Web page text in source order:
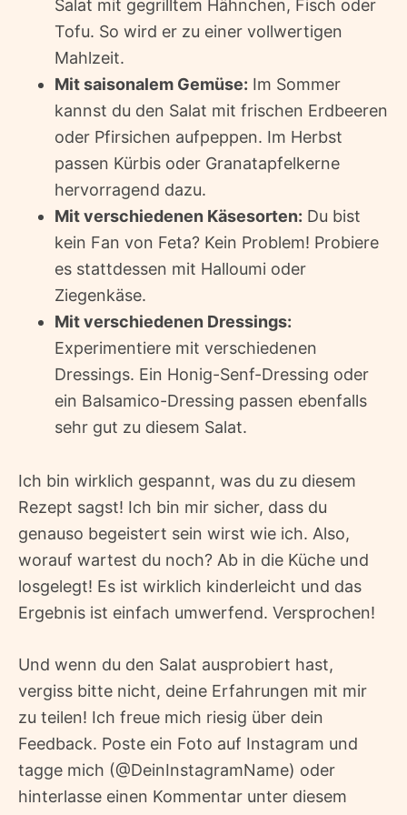
Salat mit gegrilltem Hähnchen, Fisch oder
Tofu. So wird er zu einer vollwertigen
Mahlzeit.
Mit saisonalem Gemüse: Im Sommer
kannst du den Salat mit frischen Erdbeeren
oder Pfirsichen aufpeppen. Im Herbst
passen Kürbis oder Granatapfelkerne
hervorragend dazu.
Mit verschiedenen Käsesorten: Du bist
kein Fan von Feta? Kein Problem! Probiere
es stattdessen mit Halloumi oder
Ziegenkäse.
Mit verschiedenen Dressings:
Experimentiere mit verschiedenen
Dressings. Ein Honig-Senf-Dressing oder
ein Balsamico-Dressing passen ebenfalls
sehr gut zu diesem Salat.
Ich bin wirklich gespannt, was du zu diesem
Rezept sagst! Ich bin mir sicher, dass du
genauso begeistert sein wirst wie ich. Also,
worauf wartest du noch? Ab in die Küche und
losgelegt! Es ist wirklich kinderleicht und das
Ergebnis ist einfach umwerfend. Versprochen!
Und wenn du den Salat ausprobiert hast,
vergiss bitte nicht, deine Erfahrungen mit mir
zu teilen! Ich freue mich riesig über dein
Feedback. Poste ein Foto auf Instagram und
tagge mich (@DeinInstagramName) oder
hinterlasse einen Kommentar unter diesem